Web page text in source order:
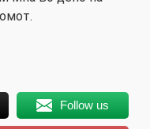
Follow us